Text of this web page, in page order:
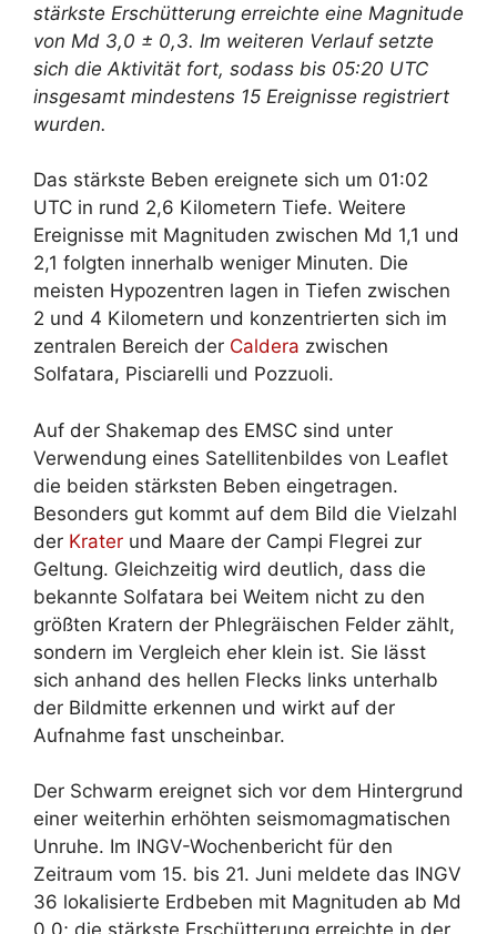
stärkste Erschütterung erreichte eine Magnitude
von Md 3,0 ± 0,3. Im weiteren Verlauf setzte
sich die Aktivität fort, sodass bis 05:20 UTC
insgesamt mindestens 15 Ereignisse registriert
wurden.
Das stärkste Beben ereignete sich um 01:02
UTC in rund 2,6 Kilometern Tiefe. Weitere
Ereignisse mit Magnituden zwischen Md 1,1 und
2,1 folgten innerhalb weniger Minuten. Die
meisten Hypozentren lagen in Tiefen zwischen
2 und 4 Kilometern und konzentrierten sich im
zentralen Bereich der Caldera zwischen
Solfatara, Pisciarelli und Pozzuoli.
Auf der Shakemap des EMSC sind unter
Verwendung eines Satellitenbildes von Leaflet
die beiden stärksten Beben eingetragen.
Besonders gut kommt auf dem Bild die Vielzahl
der Krater und Maare der Campi Flegrei zur
Geltung. Gleichzeitig wird deutlich, dass die
bekannte Solfatara bei Weitem nicht zu den
größten Kratern der Phlegräischen Felder zählt,
sondern im Vergleich eher klein ist. Sie lässt
sich anhand des hellen Flecks links unterhalb
der Bildmitte erkennen und wirkt auf der
Aufnahme fast unscheinbar.
Der Schwarm ereignet sich vor dem Hintergrund
einer weiterhin erhöhten seismomagmatischen
Unruhe. Im INGV-Wochenbericht für den
Zeitraum vom 15. bis 21. Juni meldete das INGV
36 lokalisierte Erdbeben mit Magnituden ab Md